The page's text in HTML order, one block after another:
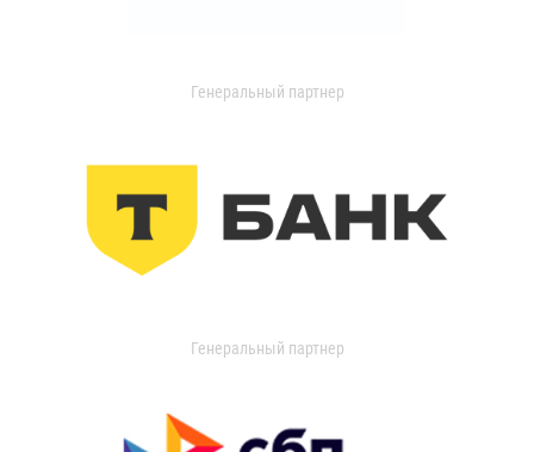
Генеральный партнер
Генеральный партнер